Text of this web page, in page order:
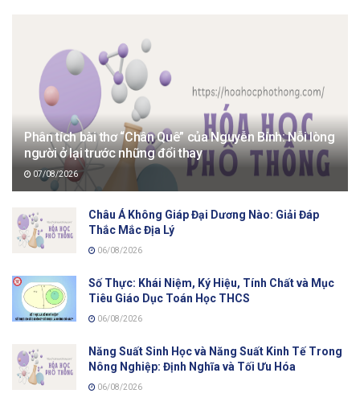
Phân tích bài thơ “Chân Quê” của Nguyễn Bính: Nỗi lòng
người ở lại trước những đổi thay
07/08/2026
Châu Á Không Giáp Đại Dương Nào: Giải Đáp
Thắc Mắc Địa Lý
06/08/2026
Số Thực: Khái Niệm, Ký Hiệu, Tính Chất và Mục
Tiêu Giáo Dục Toán Học THCS
06/08/2026
Năng Suất Sinh Học và Năng Suất Kinh Tế Trong
Nông Nghiệp: Định Nghĩa và Tối Ưu Hóa
06/08/2026